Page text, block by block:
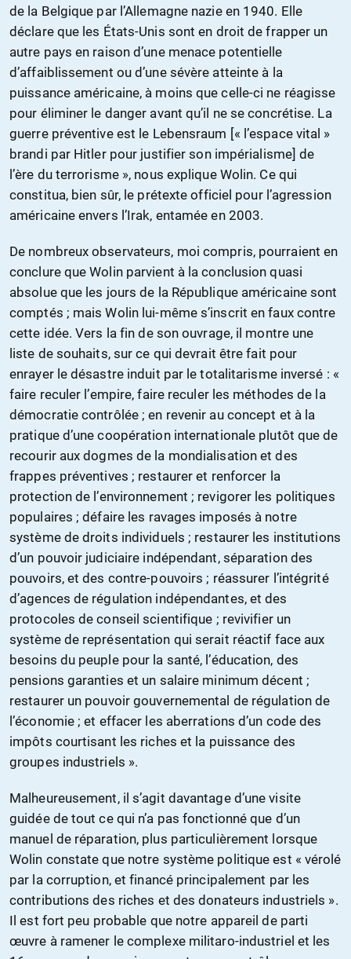
de la Belgique par l’Allemagne nazie en 1940. Elle
déclare que les États-Unis sont en droit de frapper un
autre pays en raison d’une menace potentielle
d’affaiblissement ou d’une sévère atteinte à la
puissance américaine, à moins que celle-ci ne réagisse
pour éliminer le danger avant qu’il ne se concrétise. La
guerre préventive est le Lebensraum [« l’espace vital »
brandi par Hitler pour justifier son impérialisme] de
l’ère du terrorisme », nous explique Wolin. Ce qui
constitua, bien sûr, le prétexte officiel pour l’agression
américaine envers l’Irak, entamée en 2003.
De nombreux observateurs, moi compris, pourraient en
conclure que Wolin parvient à la conclusion quasi
absolue que les jours de la République américaine sont
comptés ; mais Wolin lui-même s’inscrit en faux contre
cette idée. Vers la fin de son ouvrage, il montre une
liste de souhaits, sur ce qui devrait être fait pour
enrayer le désastre induit par le totalitarisme inversé : «
faire reculer l’empire, faire reculer les méthodes de la
démocratie contrôlée ; en revenir au concept et à la
pratique d’une coopération internationale plutôt que de
recourir aux dogmes de la mondialisation et des
frappes préventives ; restaurer et renforcer la
protection de l’environnement ; revigorer les politiques
populaires ; défaire les ravages imposés à notre
système de droits individuels ; restaurer les institutions
d’un pouvoir judiciaire indépendant, séparation des
pouvoirs, et des contre-pouvoirs ; réassurer l’intégrité
d’agences de régulation indépendantes, et des
protocoles de conseil scientifique ; revivifier un
système de représentation qui serait réactif face aux
besoins du peuple pour la santé, l’éducation, des
pensions garanties et un salaire minimum décent ;
restaurer un pouvoir gouvernemental de régulation de
l’économie ; et effacer les aberrations d’un code des
impôts courtisant les riches et la puissance des
groupes industriels ».
Malheureusement, il s’agit davantage d’une visite
guidée de tout ce qui n’a pas fonctionné que d’un
manuel de réparation, plus particulièrement lorsque
Wolin constate que notre système politique est « vérolé
par la corruption, et financé principalement par les
contributions des riches et des donateurs industriels ».
Il est fort peu probable que notre appareil de parti
œuvre à ramener le complexe militaro-industriel et les